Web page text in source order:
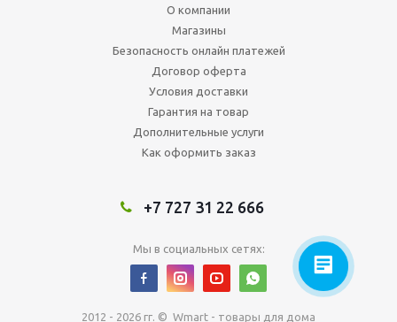
О компании
Магазины
Безопасность онлайн платежей
Договор оферта
Условия доставки
Гарантия на товар
Дополнительные услуги
Как оформить заказ
+7 727 31 22 666
Мы в социальных сетях:
2012 - 2026 гг. © Wmart - товары для дома